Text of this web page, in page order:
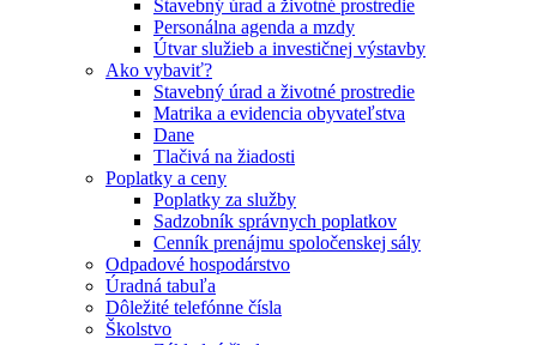
Stavebný úrad a životné prostredie
Personálna agenda a mzdy
Útvar služieb a investičnej výstavby
Ako vybaviť?
Stavebný úrad a životné prostredie
Matrika a evidencia obyvateľstva
Dane
Tlačivá na žiadosti
Poplatky a ceny
Poplatky za služby
Sadzobník správnych poplatkov
Cenník prenájmu spoločenskej sály
Odpadové hospodárstvo
Úradná tabuľa
Dôležité telefónne čísla
Školstvo